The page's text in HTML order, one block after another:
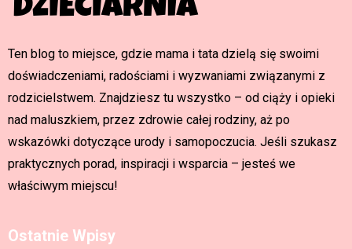
Ten blog to miejsce, gdzie mama i tata dzielą się swoimi
doświadczeniami, radościami i wyzwaniami związanymi z
rodzicielstwem. Znajdziesz tu wszystko – od ciąży i opieki
nad maluszkiem, przez zdrowie całej rodziny, aż po
wskazówki dotyczące urody i samopoczucia. Jeśli szukasz
praktycznych porad, inspiracji i wsparcia – jesteś we
właściwym miejscu!
Ostatnie Wpisy